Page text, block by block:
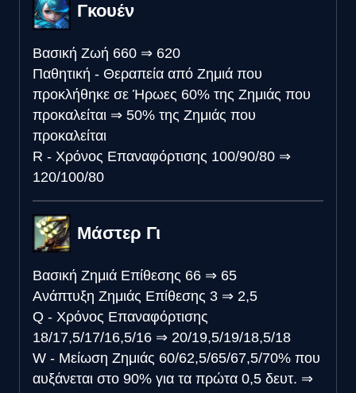
Γκουέν
Βασική Ζωή 660 ⇒ 620
Παθητική - Θεραπεία από Ζημιά που
προκλήθηκε σε Ήρωες 60% της Ζημιάς που
προκαλείται ⇒ 50% της Ζημιάς που
προκαλείται
R - Χρόνος Επαναφόρτισης 100/90/80 ⇒
120/100/80
Μάστερ Γι
Βασική Ζημιά Επίθεσης 66 ⇒ 65
Ανάπτυξη Ζημιάς Επίθεσης 3 ⇒ 2,5
Q - Χρόνος Επαναφόρτισης
18/17,5/17/16,5/16 ⇒ 20/19,5/19/18,5/18
W - Μείωση Ζημιάς 60/62,5/65/67,5/70% που
αυξάνεται στο 90% για τα πρώτα 0,5 δευτ. ⇒